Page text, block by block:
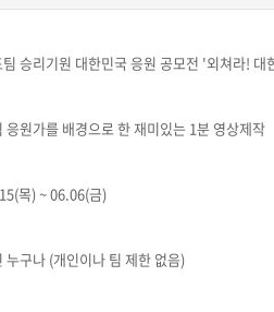
승리기원 대한민국 응원 공모전 '외쳐라! 대
응원가를 배경으로 한 재미있는 1분 영상제작
목) ~ 06.06(금)
누구나 (개인이나 팀 제한 없음)